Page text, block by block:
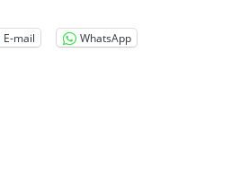
E-mail WhatsApp